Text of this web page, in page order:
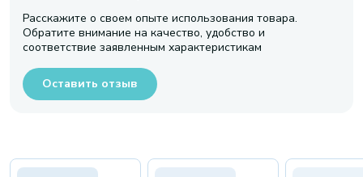
Расскажите о своем опыте использования товара.
Обратите внимание на качество, удобство и
соответствие заявленным характеристикам
Оставить отзыв